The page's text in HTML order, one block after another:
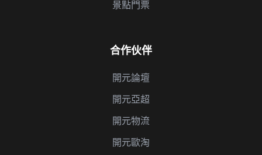
景點門票
合作伙伴
開元論壇
開元亞超
開元物流
開元歐淘